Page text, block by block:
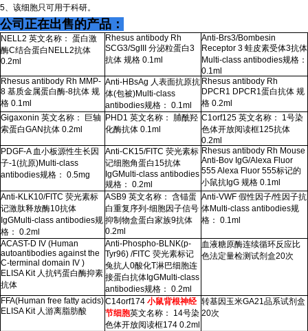
5、该细胞只可用于科研。
公司正在出售的产品：
NELL2 英文名称： 蛋白激
酶C结合蛋白 NELL2抗体
0.2ml
Rhesus antibody Rh
SCG3/SgIII 分泌粒蛋白3
抗体 规格 0.1ml
Anti-Brs3/Bombesin
Receptor 3 蛙皮素受体3抗体
Multi-class antibodies规格：
0.1ml
Rhesus antibody Rh MMP-
8 基质金属蛋白酶-8抗体 规
格 0.1ml
Anti-HBsAg 人表面抗原抗
体(包被)Multi-class
antibodies规格： 0.1ml
Rhesus antibody Rh
DPCR1 DPCR1蛋白抗体 规
格 0.2ml
Gigaxonin 英文名称： 巨轴
索蛋白GAN抗体 0.2ml
PHD1 英文名称： 脯酰羟
化酶抗体 0.1ml
C1orf125 英文名称： 1号染
色体开放阅读框125抗体
0.2ml
PDGF-A 血小板源性生长因
子-1(抗原)Multi-class
antibodies规格： 0.5mg
Anti-CK15/FITC 荧光素标
记细胞角蛋白 15抗体
IgGMulti-class antibodies
规格： 0.2ml
Rhesus antibody Rh Mouse
Anti-Bov IgG/Alexa Fluor
555 Alexa Fluor 555标记的
小鼠抗 IgG 规格 0.1ml
Anti-KLK10/FITC 荧光素标
记激肽释放酶10抗体
IgGMulti-class antibodies规
格： 0.2ml
ASB9 英文名称： 含锚蛋
白重复序列 -细胞因子信号
抑制物盒蛋白家族9抗体
0.2ml
Anti-VWF 假性因子/性因子抗
体Multi-class antibodies规
格： 0.1ml
ACAST-D IV (Human
autoantibodies against the
C-terminal domain IV )
ELISA Kit 人抗钙蛋白酶抑素
抗体
Anti-Phospho-BLNK(p-
Tyr96) /FITC 荧光素标记
兔抗人0酸化T淋巴细胞连
接蛋白抗体 IgGMulti-class
antibodies规格： 0.2ml
血液糖原酶连续循环反应比
色法定量检测试剂盒20次
FFA(Human free fatty acids)
ELISA Kit 人游离脂肪酸
C14orf174 小鼠背根神经
节细胞英文名称： 14号染
色体开放阅读框174 0.2ml
转基因玉米GA21品系试剂盒
20次